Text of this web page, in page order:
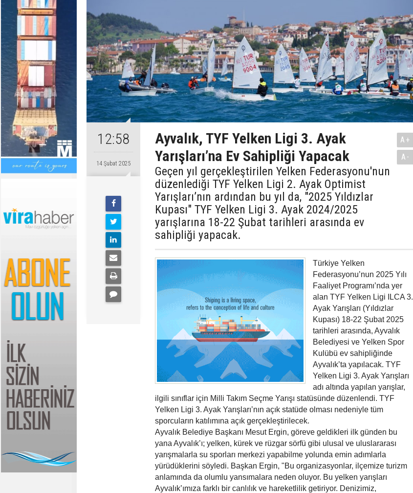
12:58
14 Şubat 2025
Ayvalık, TYF Yelken Ligi 3. Ayak
Yarışları’na Ev Sahipliği Yapacak
Geçen yıl gerçekleştirilen Yelken Federasyonu'nun
düzenlediği TYF Yelken Ligi 2. Ayak Optimist
Yarışları’nın ardından bu yıl da, "2025 Yıldızlar
Kupası" TYF Yelken Ligi 3. Ayak 2024/2025
yarışlarına 18-22 Şubat tarihleri arasında ev
sahipliği yapacak.
A+
A-
Türkiye Yelken
Federasyonu’nun 2025 Yılı
Faaliyet Programı’nda yer
alan TYF Yelken Ligi ILCA 3.
Ayak Yarışları (Yıldızlar
Kupası) 18-22 Şubat 2025
tarihleri arasında, Ayvalık
Belediyesi ve Yelken Spor
Kulübü ev sahipliğinde
Ayvalık’ta yapılacak. TYF
Yelken Ligi 3. Ayak Yarışları
adı altında yapılan yarışlar,
ilgili sınıflar için Milli Takım Seçme Yarışı statüsünde düzenlendi. TYF
Yelken Ligi 3. Ayak Yarışları’nın açık statüde olması nedeniyle tüm
sporcuların katılımına açık gerçekleştirilecek.
Ayvalık Belediye Başkanı Mesut Ergin, göreve geldikleri ilk günden bu
yana Ayvalık’ı; yelken, kürek ve rüzgar sörfü gibi ulusal ve uluslararası
yarışmalarla su sporları merkezi yapabilme yolunda emin adımlarla
yürüdüklerini söyledi. Başkan Ergin, "Bu organizasyonlar, ilçemize turizm
anlamında da olumlu yansımalara neden oluyor. Bu yelken yarışları
Ayvalık’ımıza farklı bir canlılık ve hareketlilik getiriyor. Denizimiz,